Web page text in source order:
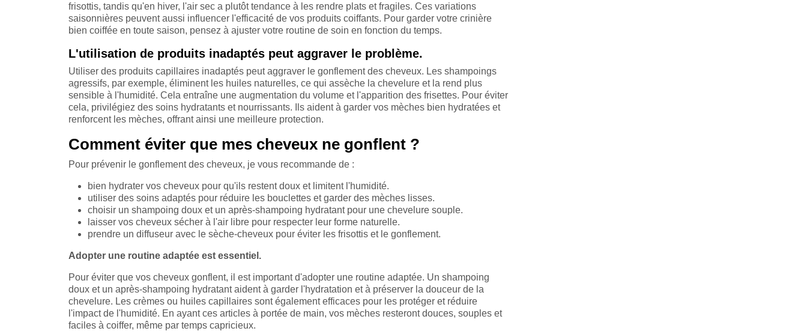
frisottis, tandis qu'en hiver, l'air sec a plutôt tendance à les rendre plats et fragiles. Ces variations
saisonnières peuvent aussi influencer l'efficacité de vos produits coiffants. Pour garder votre crinière
bien coiffée en toute saison, pensez à ajuster votre routine de soin en fonction du temps.
L'utilisation de produits inadaptés peut aggraver le problème.
Utiliser des produits capillaires inadaptés peut aggraver le gonflement des cheveux. Les shampoings
agressifs, par exemple, éliminent les huiles naturelles, ce qui assèche la chevelure et la rend plus
sensible à l'humidité. Cela entraîne une augmentation du volume et l'apparition des frisettes. Pour éviter
cela, privilégiez des soins hydratants et nourrissants. Ils aident à garder vos mèches bien hydratées et
renforcent les mèches, offrant ainsi une meilleure protection.
Comment éviter que mes cheveux ne gonflent ?
Pour prévenir le gonflement des cheveux, je vous recommande de :
bien hydrater vos cheveux pour qu'ils restent doux et limitent l'humidité.
utiliser des soins adaptés pour réduire les bouclettes et garder des mèches lisses.
choisir un shampoing doux et un après-shampoing hydratant pour une chevelure souple.
laisser vos cheveux sécher à l'air libre pour respecter leur forme naturelle.
prendre un diffuseur avec le sèche-cheveux pour éviter les frisottis et le gonflement.
Adopter une routine adaptée est essentiel.
Pour éviter que vos cheveux gonflent, il est important d'adopter une routine adaptée. Un shampoing
doux et un après-shampoing hydratant aident à garder l'hydratation et à préserver la douceur de la
chevelure. Les crèmes ou huiles capillaires sont également efficaces pour les protéger et réduire
l'impact de l'humidité. En ayant ces articles à portée de main, vos mèches resteront douces, souples et
faciles à coiffer, même par temps capricieux.